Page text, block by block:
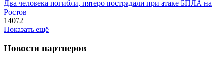
Два человека погибли, пятеро пострадали при атаке БПЛА на
Ростов
14072
Показать ещё
Новости партнеров